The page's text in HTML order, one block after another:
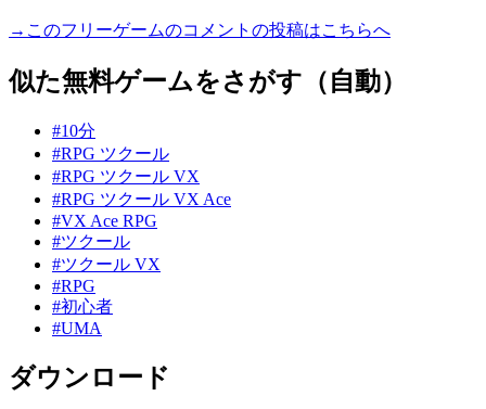
→このフリーゲームのコメントの投稿はこちらへ
似た無料ゲームをさがす（自動）
#10分
#RPG ツクール
#RPG ツクール VX
#RPG ツクール VX Ace
#VX Ace RPG
#ツクール
#ツクール VX
#RPG
#初心者
#UMA
ダウンロード